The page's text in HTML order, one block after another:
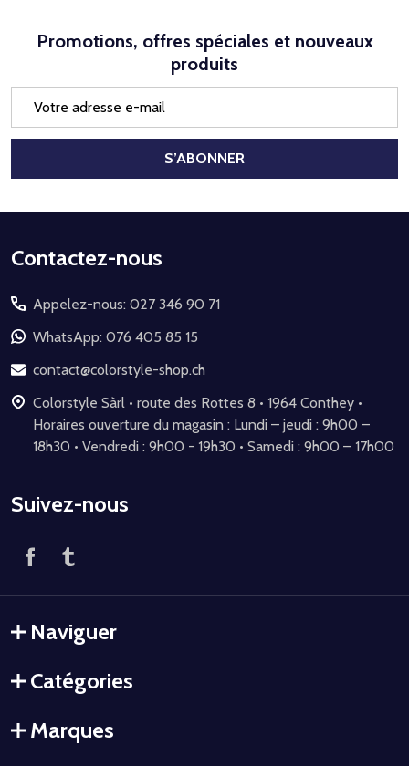
Promotions, offres spéciales et nouveaux
produits
mail
S’ABONNER
Début
pied
de
page
Contactez-nous
Appelez-nous: 027 346 90 71
WhatsApp: 076 405 85 15
contact@colorstyle-shop.ch
Colorstyle Sàrl • route des Rottes 8 • 1964 Conthey •
Horaires ouverture du magasin : Lundi – jeudi : 9h00 –
18h30 • Vendredi : 9h00 - 19h30 • Samedi : 9h00 – 17h00
Suivez-nous
Naviguer
Catégories
Marques